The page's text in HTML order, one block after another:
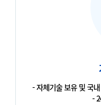
- 자체기술 보유 및 국
-